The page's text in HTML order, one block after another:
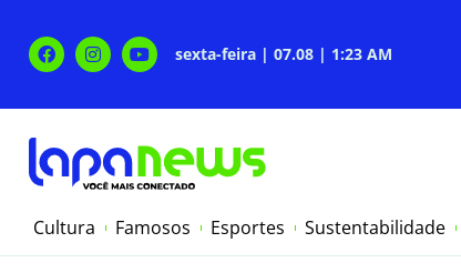
sexta-feira | 07.08 | 1:23 AM
Cultura Famosos Esportes Sustentabilidade